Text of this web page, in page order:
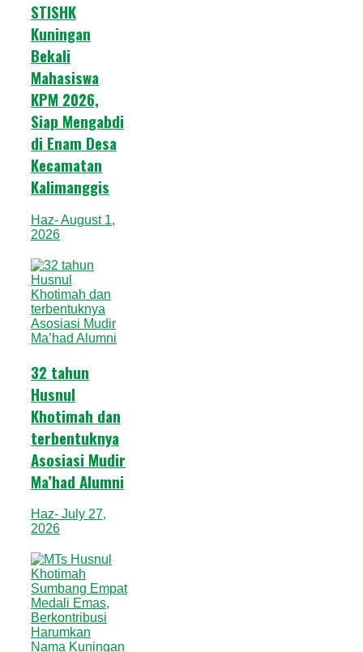
STISHK
Kuningan
Bekali
Mahasiswa
KPM 2026,
Siap Mengabdi
di Enam Desa
Kecamatan
Kalimanggis
Haz- August 1,
2026
32 tahun
Husnul
Khotimah dan
terbentuknya
Asosiasi Mudir
Ma’had Alumni
Haz- July 27,
2026